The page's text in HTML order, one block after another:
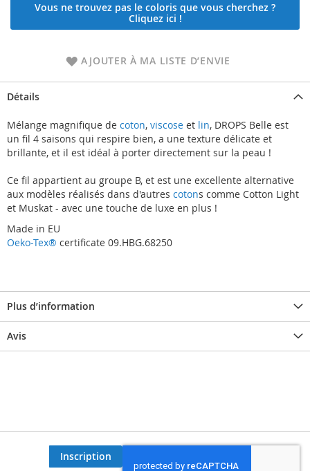
Vous ne trouvez pas le coloris que vous cherchez ?
Cliquez ici !
AJOUTER À MA LISTE D’ENVIE
Détails
Mélange magnifique de coton, viscose et lin, DROPS Belle est
un fil 4 saisons qui respire bien, a une texture délicate et
brillante, et il est idéal à porter directement sur la peau !
Ce fil appartient au groupe B, et est une excellente alternative
aux modèles réalisés dans d'autres cotons comme Cotton Light
et Muskat - avec une touche de luxe en plus !
Made in EU
Oeko-Tex® certificate 09.HBG.68250
Plus d’information
Avis
Inscription